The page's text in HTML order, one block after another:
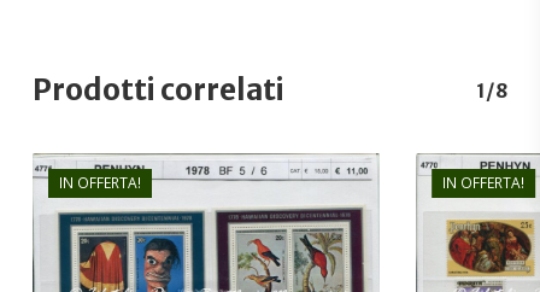
Prodotti correlati 1/8
IN OFFERTA!
€11,00
€ 7,50
IN OFFERTA!